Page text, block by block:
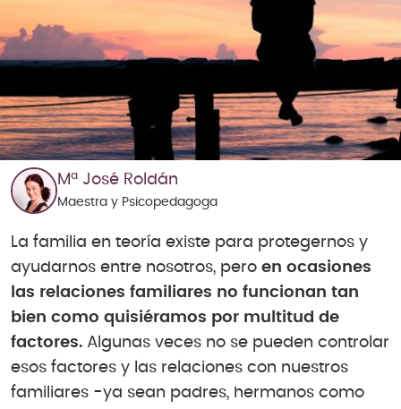
Mª José Roldán
Maestra y Psicopedagoga
La familia en teoría existe para protegernos y
ayudarnos entre nosotros, pero en ocasiones
las relaciones familiares no funcionan tan
bien como quisiéramos por multitud de
factores. Algunas veces no se pueden controlar
esos factores y las relaciones con nuestros
familiares -ya sean padres, hermanos como